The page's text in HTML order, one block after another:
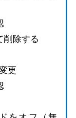
削除する
更